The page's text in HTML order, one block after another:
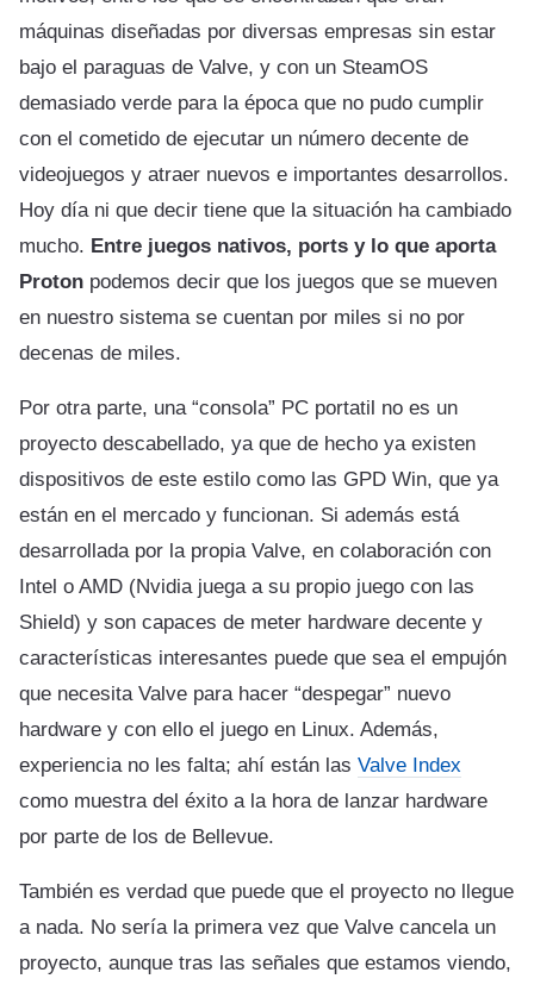
máquinas diseñadas por diversas empresas sin estar
bajo el paraguas de Valve, y con un SteamOS
demasiado verde para la época que no pudo cumplir
con el cometido de ejecutar un número decente de
videojuegos y atraer nuevos e importantes desarrollos.
Hoy día ni que decir tiene que la situación ha cambiado
mucho. Entre juegos nativos, ports y lo que aporta
Proton podemos decir que los juegos que se mueven
en nuestro sistema se cuentan por miles si no por
decenas de miles.
Por otra parte, una “consola” PC portatil no es un
proyecto descabellado, ya que de hecho ya existen
dispositivos de este estilo como las GPD Win, que ya
están en el mercado y funcionan. Si además está
desarrollada por la propia Valve, en colaboración con
Intel o AMD (Nvidia juega a su propio juego con las
Shield) y son capaces de meter hardware decente y
características interesantes puede que sea el empujón
que necesita Valve para hacer “despegar” nuevo
hardware y con ello el juego en Linux. Además,
experiencia no les falta; ahí están las Valve Index
como muestra del éxito a la hora de lanzar hardware
por parte de los de Bellevue.
También es verdad que puede que el proyecto no llegue
a nada. No sería la primera vez que Valve cancela un
proyecto, aunque tras las señales que estamos viendo,